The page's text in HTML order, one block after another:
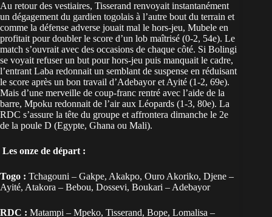
Au retour des vestiaires, Tisserand renvoyait instantanément
un dégagement du gardien togolais à l’autre bout du terrain et
comme la défense adverse jouait mal le hors-jeu, Mubele en
profitait pour doubler le score d’un lob maîtrisé (0-2, 54e). Le
match s’ouvrait avec des occasions de chaque côté. Si Bolingi
se voyait refuser un but pour hors-jeu puis manquait le cadre,
l’entrant Laba redonnait un semblant de suspense en réduisant
le score après un bon travail d’Adebayor et Ayité (1-2, 69e).
Mais d’une merveille de coup-franc rentré avec l’aide de la
barre, Mpoku redonnait de l’air aux Léopards (1-3, 80e). La
RDC s’assure la tête du groupe et affrontera dimanche le 2e
de la poule D (Egypte, Ghana ou Mali).
Les onze de départ :
Togo : Tchagouni – Gakpe, Akakpo, Ouro Akoriko, Djene –
Ayité, Atakora – Bebou, Dossevi, Boukari – Adebayor
RDC : Matampi – Mpeko, Tisserand, Bope, Lomalisa –